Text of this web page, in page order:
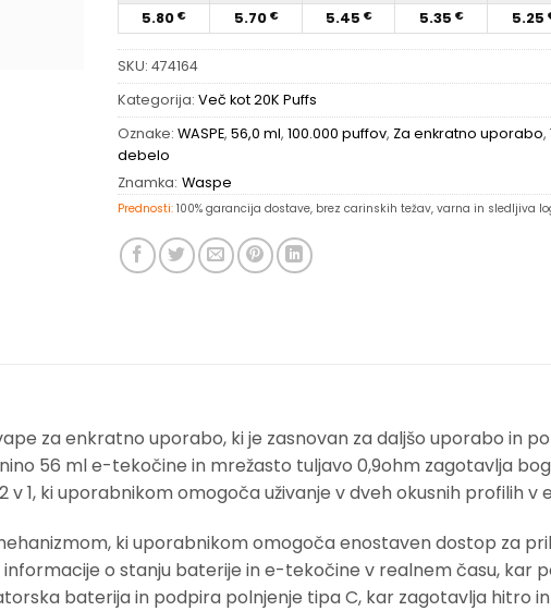
5.80 € 5.70 € 5.45 € 5.35 € 5.25
SKU: 474164
Kategorija: Več kot 20K Puffs
Oznake: WASPE, 56,0 ml, 100.000 puffov, Za enkratno uporabo,
debelo
Znamka: Waspe
Prednosti: 100% garancija dostave, brez carinskih težav, varna in sledljiva
za enkratno uporabo, ki je zasnovan za daljšo uporabo in
56 ml e-tekočine in mrežasto tuljavo 0,9ohm zagotavlja
1, ki uporabnikom omogoča uživanje v dveh okusnih profilih v
ki uporabnikom omogoča enostaven dostop za
o stanju baterije in e-tekočine v realnem času, kar
baterija in podpira polnjenje tipa C, kar zagotavlja hitro